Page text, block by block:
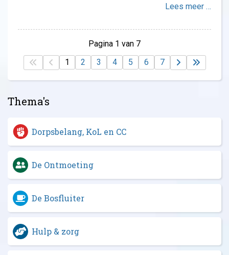
Lees meer …
Pagina 1 van 7
1
2 3 4 5 6 7
Thema's
Dorpsbelang, KoL en CC
De Ontmoeting
De Bosfluiter
Hulp & zorg